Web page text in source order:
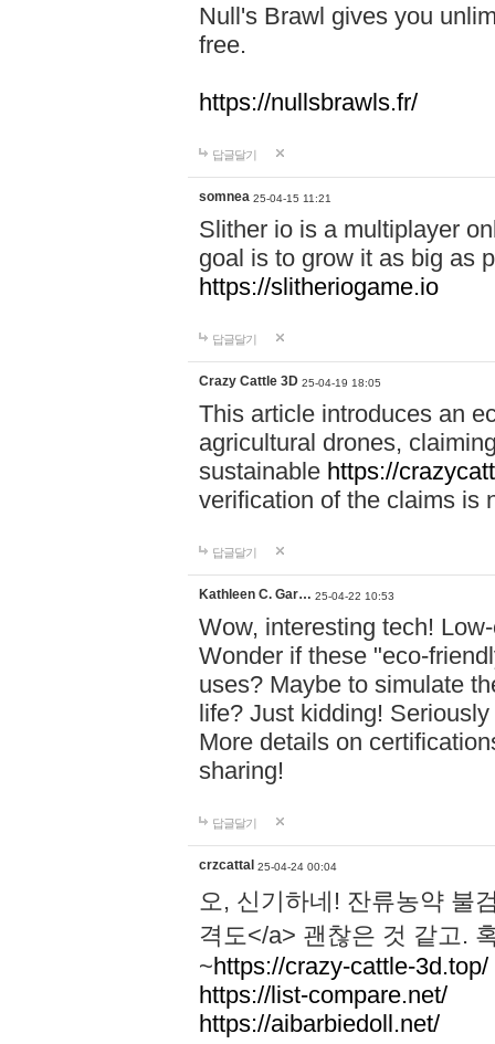
Null's Brawl gives you
free.
https://nullsbrawls.fr/
답글달기
somnea 25-04-15 11:21
Slither io is a multiplayer
goal is to grow it as big as
https://slitheriogame.io
답글달기
Crazy Cattle 3D 25-04-19 18:05
This article introduces an
agricultural drones,
sustainable https://
verification of the claims is
답글달기
Kathleen C. Gar… 25-04-22 10:53
Wow, interesting tech!
Wonder if these "eco-
uses? Maybe to simulate
life? Just kidding!
More details on
sharing!
답글달기
crzcattal 25-04-24 00:04
오, 신기하네! 잔류농약 불
격도</a> 괜찮은 것 같고.
~https://crazy-cattle-3d.top/
https://list-compare.net/
https://aibarbiedoll.net/